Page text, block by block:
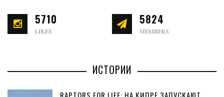
5710
LIKES
5824
MEMBERS
ИСТОРИИ